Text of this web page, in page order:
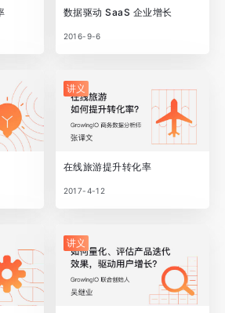
数据驱动 SaaS 企业增长
2016-9-6
讲义
在线旅游提升转化率
2017-4-12
讲义